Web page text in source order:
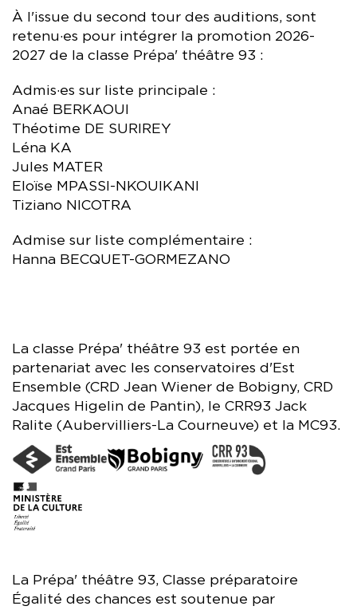
À l'issue du second tour des auditions, sont
retenu·es pour intégrer la promotion 2026-
2027 de la classe Prépa' théâtre 93 :
Admis·es sur liste principale :
Anaé BERKAOUI
Théotime DE SURIREY
Léna KA
Jules MATER
Eloïse MPASSI-NKOUIKANI
Tiziano NICOTRA
Admise sur liste complémentaire :
Hanna BECQUET-GORMEZANO
La classe Prépa' théâtre 93 est portée en
partenariat avec les conservatoires d'Est
Ensemble (CRD Jean Wiener de Bobigny, CRD
Jacques Higelin de Pantin), le CRR93 Jack
Ralite (Aubervilliers-La Courneuve) et la MC93.
La Prépa' théâtre 93, Classe préparatoire
Égalité des chances est soutenue par